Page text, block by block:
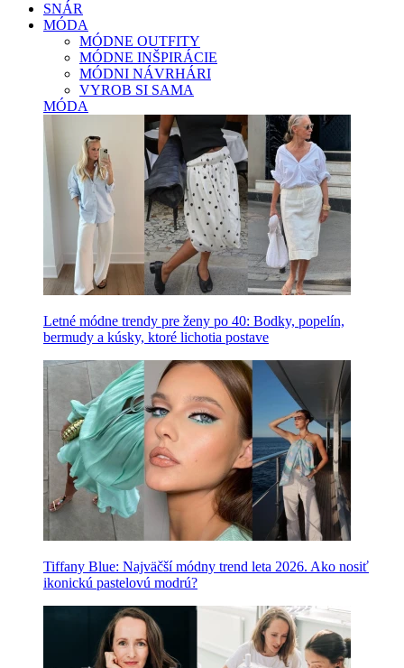
SNÁR
MÓDA
MÓDNE OUTFITY
MÓDNE INŠPIRÁCIE
MÓDNI NÁVRHÁRI
VYROB SI SAMA
MÓDA
Letné módne trendy pre ženy po 40: Bodky, popelín,
bermudy a kúsky, ktoré lichotia postave
Tiffany Blue: Najväčší módny trend leta 2026. Ako nosiť
ikonickú pastelovú modrú?